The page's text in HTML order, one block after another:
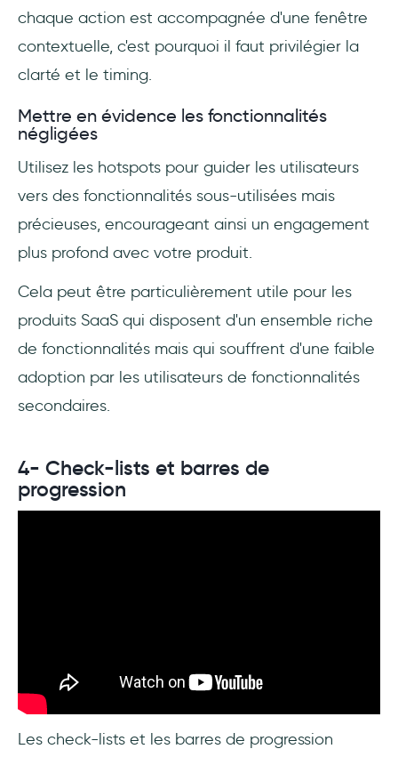
chaque action est accompagnée d'une fenêtre
contextuelle, c'est pourquoi il faut privilégier la
clarté et le timing.
Mettre en évidence les fonctionnalités
négligées
Utilisez les hotspots pour guider les utilisateurs
vers des fonctionnalités sous-utilisées mais
précieuses, encourageant ainsi un engagement
plus profond avec votre produit.
Cela peut être particulièrement utile pour les
produits SaaS qui disposent d'un ensemble riche
de fonctionnalités mais qui souffrent d'une faible
adoption par les utilisateurs de fonctionnalités
secondaires.
4- Check-lists et barres de
progression
Les check-lists et les barres de progression